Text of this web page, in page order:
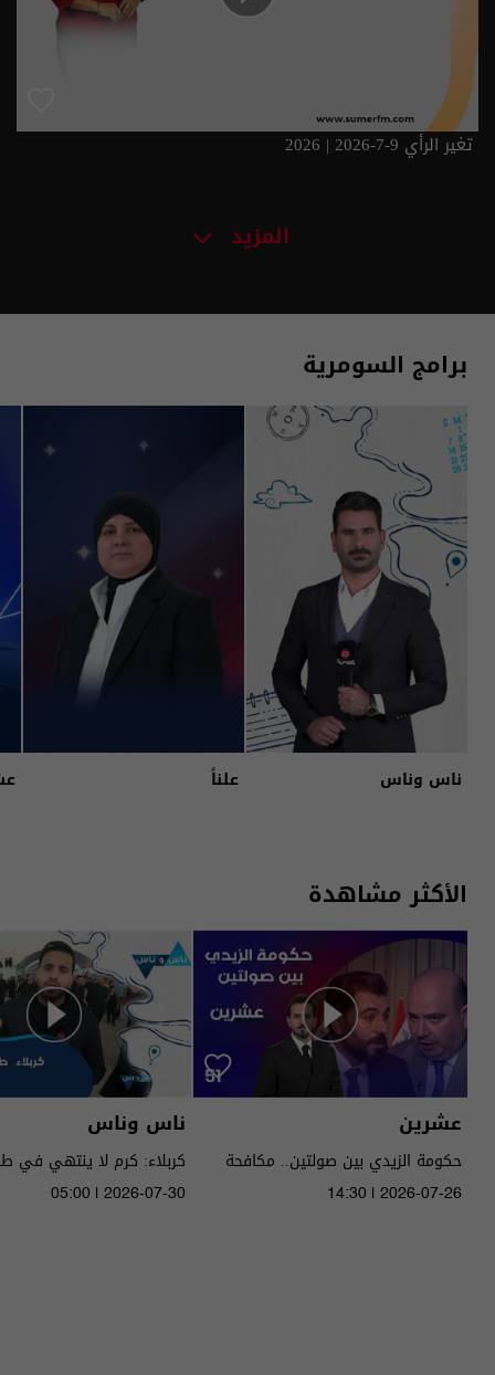
تغير الرأي 9-7-2026 | 2026
المزيد
برامج السومرية
ناس وناس علناً
الأكثر مشاهدة
عشرين
حكومة الزيدي بين صولتين.. مكافحة
14:30 | 2026-07-26
ناس وناس
كربلاء: كرم لا ينتهي في
05:00 | 2026-07-30